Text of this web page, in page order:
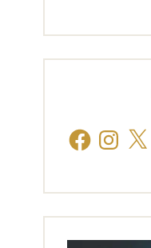
FacebookInstagram
X